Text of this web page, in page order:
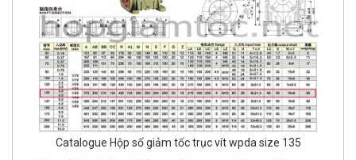
Catalogue Hộp số giảm tốc trục vít wpda size 135